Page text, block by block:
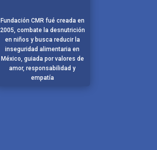
Fundación CMR fué creada en
2005, combate la desnutrición
en niños y busca reducir la
inseguridad alimentaria en
México, guiada por valores de
amor, responsabilidad y
empatía